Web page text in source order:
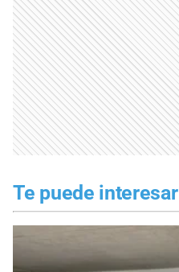
Te puede interesar